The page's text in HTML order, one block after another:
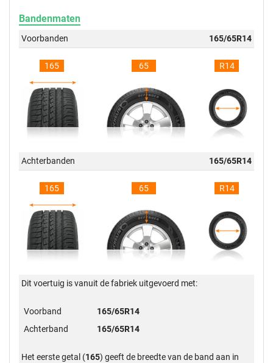
Bandenmaten
Voorbanden 165/65R14
165 65 R14
Achterbanden 165/65R14
165 65 R14
Dit voertuig is vanuit de fabriek uitgevoerd met:
Voorband
165/65R14
Achterband
165/65R14
Het eerste getal (165) geeft de breedte van de band aan in